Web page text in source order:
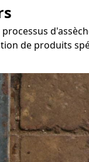
de produits